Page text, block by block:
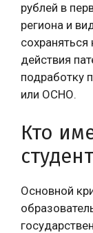
рублей в
региона и
действия
подработку
или ОСНО.
Кто
Основной